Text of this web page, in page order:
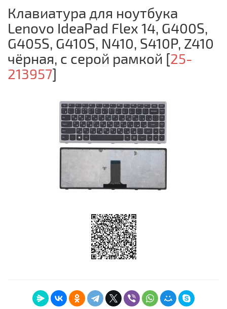
Клавиатура для ноутбука
Lenovo IdeaPad Flex 14, G400S,
G405S, G410S, N410, S410P, Z410
чёрная, с серой рамкой [25-
213957]